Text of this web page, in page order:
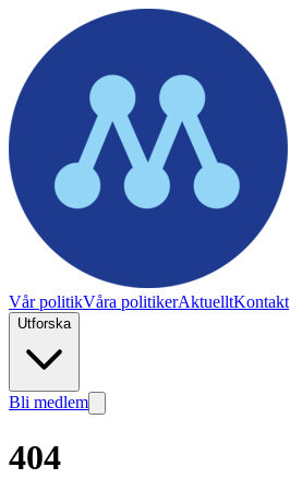
Vår politikVåra politikerAktuelltKontakt
Utforska
Bli medlem
404